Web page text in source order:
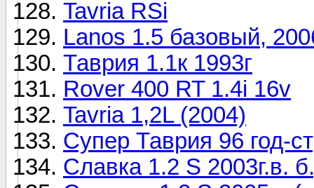
Tavria RSi
Lanos 1.5 базовый,
Таврия 1.1к 1993г
Rover 400 RT 1.4i 16v
Tavria 1,2L (2004)
Супер Таврия 96 год-
Славка 1.2 S 2003г.в.